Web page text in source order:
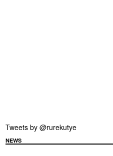
Tweets by @rurekutye
NEWS